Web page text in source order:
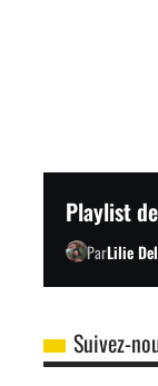
Playlist
ParLilie
Suivez-